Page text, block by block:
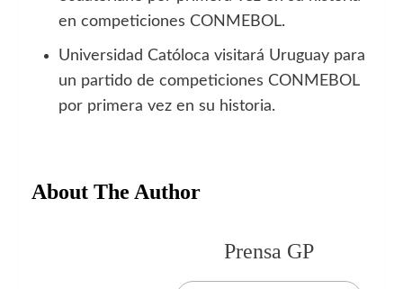
en competiciones CONMEBOL.
Universidad Católoca visitará Uruguay para
un partido de competiciones CONMEBOL
por primera vez en su historia.
About The Author
Prensa GP